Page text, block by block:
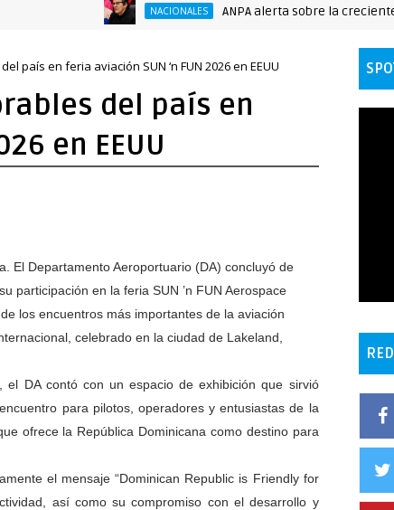
NACIONALES ANPA alerta sobre la creciente
país en feria aviación SUN ‘n FUN 2026 en EEUU
del país en
en EEUU
El Departamento Aeroportuario (DA) concluyó de
participación en la feria SUN ’n FUN Aerospace
los encuentros más importantes de la aviación
celebrado en la ciudad de Lakeland,
el DA contó con un espacio de exhibición que sirvió
para pilotos, operadores y entusiastas de la
ofrece la República Dominicana como destino para
el mensaje “Dominican Republic is Friendly for
así como su compromiso con el desarrollo y